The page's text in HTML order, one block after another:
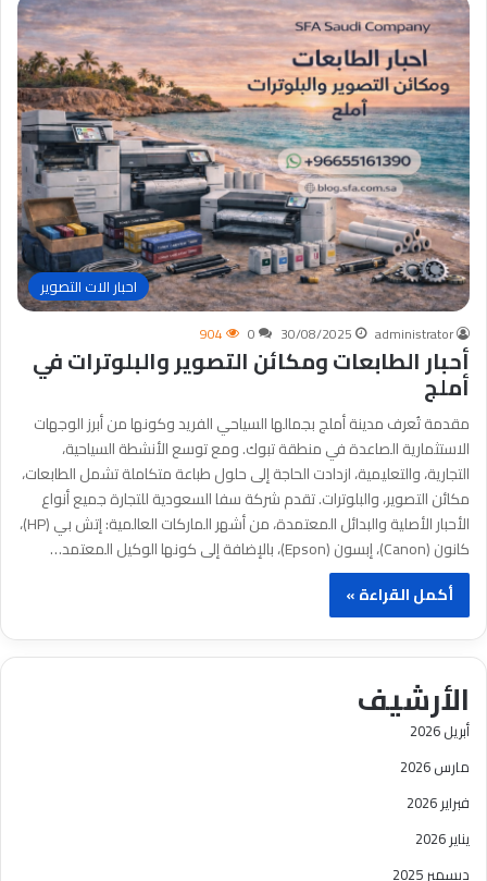
احبار الات التصوير
administrator
30/08/2025
0
904
أحبار الطابعات ومكائن التصوير والبلوترات في
أملج
مقدمة تُعرف مدينة أملج بجمالها السياحي الفريد وكونها من أبرز الوجهات
الاستثمارية الصاعدة في منطقة تبوك. ومع توسع الأنشطة السياحية،
التجارية، والتعليمية، ازدادت الحاجة إلى حلول طباعة متكاملة تشمل الطابعات،
مكائن التصوير، والبلوترات. تقدم شركة سفا السعودية للتجارة جميع أنواع
الأحبار الأصلية والبدائل المعتمدة، من أشهر الماركات العالمية: إتش بي (HP)،
كانون (Canon)، إبسون (Epson)، بالإضافة إلى كونها الوكيل المعتمد…
أكمل القراءة »
الأرشيف
أبريل 2026
مارس 2026
فبراير 2026
يناير 2026
ديسمبر 2025